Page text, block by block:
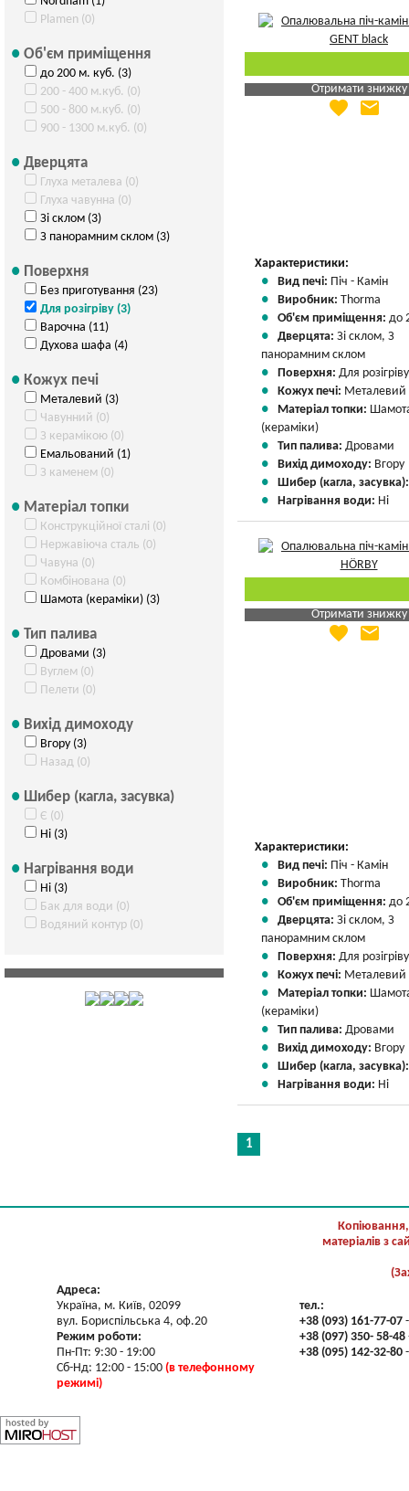
Plamen (0)
Об'єм приміщення
до 200 м. куб. (3)
200 - 400 м.куб. (0)
500 - 800 м.куб. (0)
900 - 1300 м.куб. (0)
Дверцята
Глуха металева (0)
Глуха чавунна (0)
Зі склом (3)
З панорамним склом (3)
Поверхня
Без приготування (23)
Для розігріву (3)
Варочна (11)
Духова шафа (4)
Кожух печі
Металевий (3)
Чавунний (0)
З керамікою (0)
Емальований (1)
З каменем (0)
Матеріал топки
Конструкційної сталі (0)
Нержавіюча сталь (0)
Чавуна (0)
Комбінована (0)
Шамота (кераміки) (3)
Тип палива
Дровами (3)
Вуглем (0)
Пелети (0)
Вихід димоходу
Вгору (3)
Назад (0)
Шибер (кагла, засувка)
Є (0)
Ні (3)
Нагрівання води
Ні (3)
Бак для води (0)
Водяний контур (0)
Отримати знижку
Яка Ваша ціна
favorite email
Характеристики:
Вид печі: Піч - Камін
Виробник: Thorma
Об'єм приміщення: до
Дверцята: Зі склом, З
панорамним склом
Поверхня: Для розігріву
Кожух печі: Металевий
Матеріал топки:
(кераміки)
Тип палива: Дровами
Вихід димоходу: Вгору
Шибер (кагла,
Нагрівання води: Ні
Отримати знижку
Яка Ваша ціна
favorite email
Характеристики:
Вид печі: Піч - Камін
Виробник: Thorma
Об'єм приміщення: до
Дверцята: Зі склом, З
панорамним склом
Поверхня: Для розігріву
Кожух печі: Металевий
Матеріал топки:
(кераміки)
Тип палива: Дровами
Вихід димоходу: Вгору
Шибер (кагла,
Нагрівання води: Ні
1
матеріалів з
Адреса:
Україна, м. Київ, 02099
вул. Бориспільська 4, оф.20
Режим роботи:
Пн-Пт: 9:30 - 19:00
Сб-Нд: 12:00 - 15:00 (в телефонному
режимі)
тел.:
+38 (093) 161-77-07
+38 (097) 350- 58-48
+38 (095) 142-32-80